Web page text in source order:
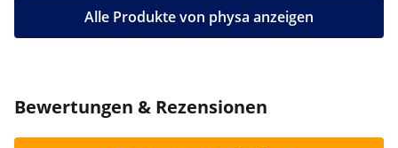
Alle Produkte von physa anzeigen
Bewertungen & Rezensionen